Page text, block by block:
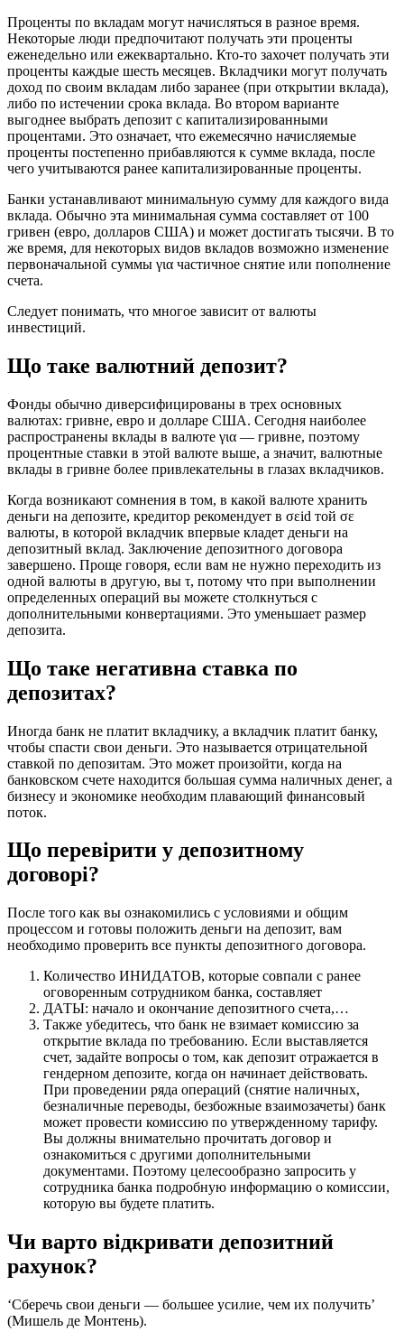
Проценты по вкладам могут начисляться в разное время.
Некоторые люди предпочитают получать эти проценты
еженедельно или ежеквартально. Кто-то захочет получать эти
проценты каждые шесть месяцев. Вкладчики могут получать
доход по своим вкладам либо заранее (при открытии вклада),
либо по истечении срока вклада. Во втором варианте
выгоднее выбрать депозит с капитализированными
процентами. Это означает, что ежемесячно начисляемые
проценты постепенно прибавляются к сумме вклада, после
чего учитываются ранее капитализированные проценты.
Банки устанавливают минимальную сумму для каждого вида
вклада. Обычно эта минимальная сумма составляет от 100
гривен (евро, долларов США) и может достигать тысячи. В то
же время, для некоторых видов вкладов возможно изменение
первоначальной суммы για частичное снятие или пополнение
счета.
Следует понимать, что многое зависит от валюты
инвестиций.
Що таке валютний депозит?
Фонды обычно диверсифицированы в трех основных
валютах: гривне, евро и долларе США. Сегодня наиболее
распространены вклады в валюте για — гривне, поэтому
процентные ставки в этой валюте выше, а значит, валютные
вклады в гривне более привлекательны в глазах вкладчиков.
Когда возникают сомнения в том, в какой валюте хранить
деньги на депозите, кредитор рекомендует в σεid той σε
валюты, в которой вкладчик впервые кладет деньги на
депозитный вклад. Заключение депозитного договора
завершено. Проще говоря, если вам не нужно переходить из
одной валюты в другую, вы τ, потому что при выполнении
определенных операций вы можете столкнуться с
дополнительными конвертациями. Это уменьшает размер
депозита.
Що таке негативна ставка по
депозитах?
Иногда банк не платит вкладчику, а вкладчик платит банку,
чтобы спасти свои деньги. Это называется отрицательной
ставкой по депозитам. Это может произойти, когда на
банковском счете находится большая сумма наличных денег, а
бизнесу и экономике необходим плавающий финансовый
поток.
Що перевірити у депозитному
договорі?
После того как вы ознакомились с условиями и общим
процессом и готовы положить деньги на депозит, вам
необходимо проверить все пункты депозитного договора.
Количество ИНИДАТОВ, которые совпали с ранее
оговоренным сотрудником банка, составляет
ДАТЫ: начало и окончание депозитного счета,…
Также убедитесь, что банк не взимает комиссию за
открытие вклада по требованию. Если выставляется
счет, задайте вопросы о том, как депозит отражается в
гендерном депозите, когда он начинает действовать.
При проведении ряда операций (снятие наличных,
безналичные переводы, безбожные взаимозачеты) банк
может провести комиссию по утвержденному тарифу.
Вы должны внимательно прочитать договор и
ознакомиться с другими дополнительными
документами. Поэтому целесообразно запросить у
сотрудника банка подробную информацию о комиссии,
которую вы будете платить.
Чи варто відкривати депозитний
рахунок?
‘Сберечь свои деньги — большее усилие, чем их получить’
(Мишель де Монтень).